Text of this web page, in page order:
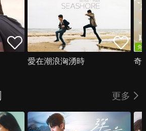
愛在潮浪洶湧時
免
奇
更多